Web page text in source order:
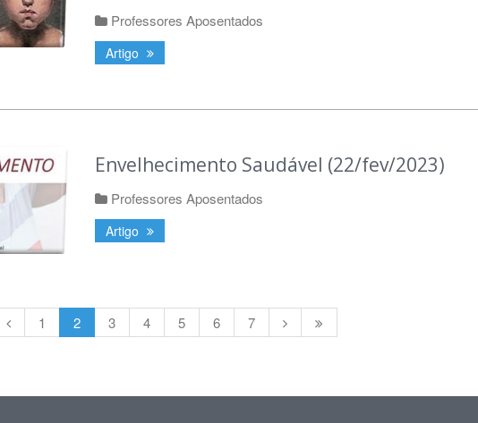
Professores Aposentados
Artigo
Envelhecimento Saudável (22/fev/2023)
Professores Aposentados
Artigo
1 2 3 4 5 6 7